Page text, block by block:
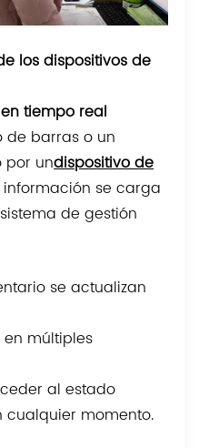
los dispositivos de
tiempo real
de barras o un
por undispositivo de
información se carga
de gestión
se actualizan
en múltiples
al estado
cualquier momento.